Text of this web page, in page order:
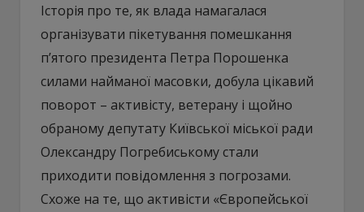
Історія про те, як влада намагалася
організувати пікетування помешкання
п’ятого президента Петра Порошенка
силами найманої масовки, добула цікавий
поворот – активісту, ветерану і щойно
обраному депутату Київської міської ради
Олександру Погребиському стали
приходити повідомлення з погрозами.
Схоже на те, що активісти «Європейської